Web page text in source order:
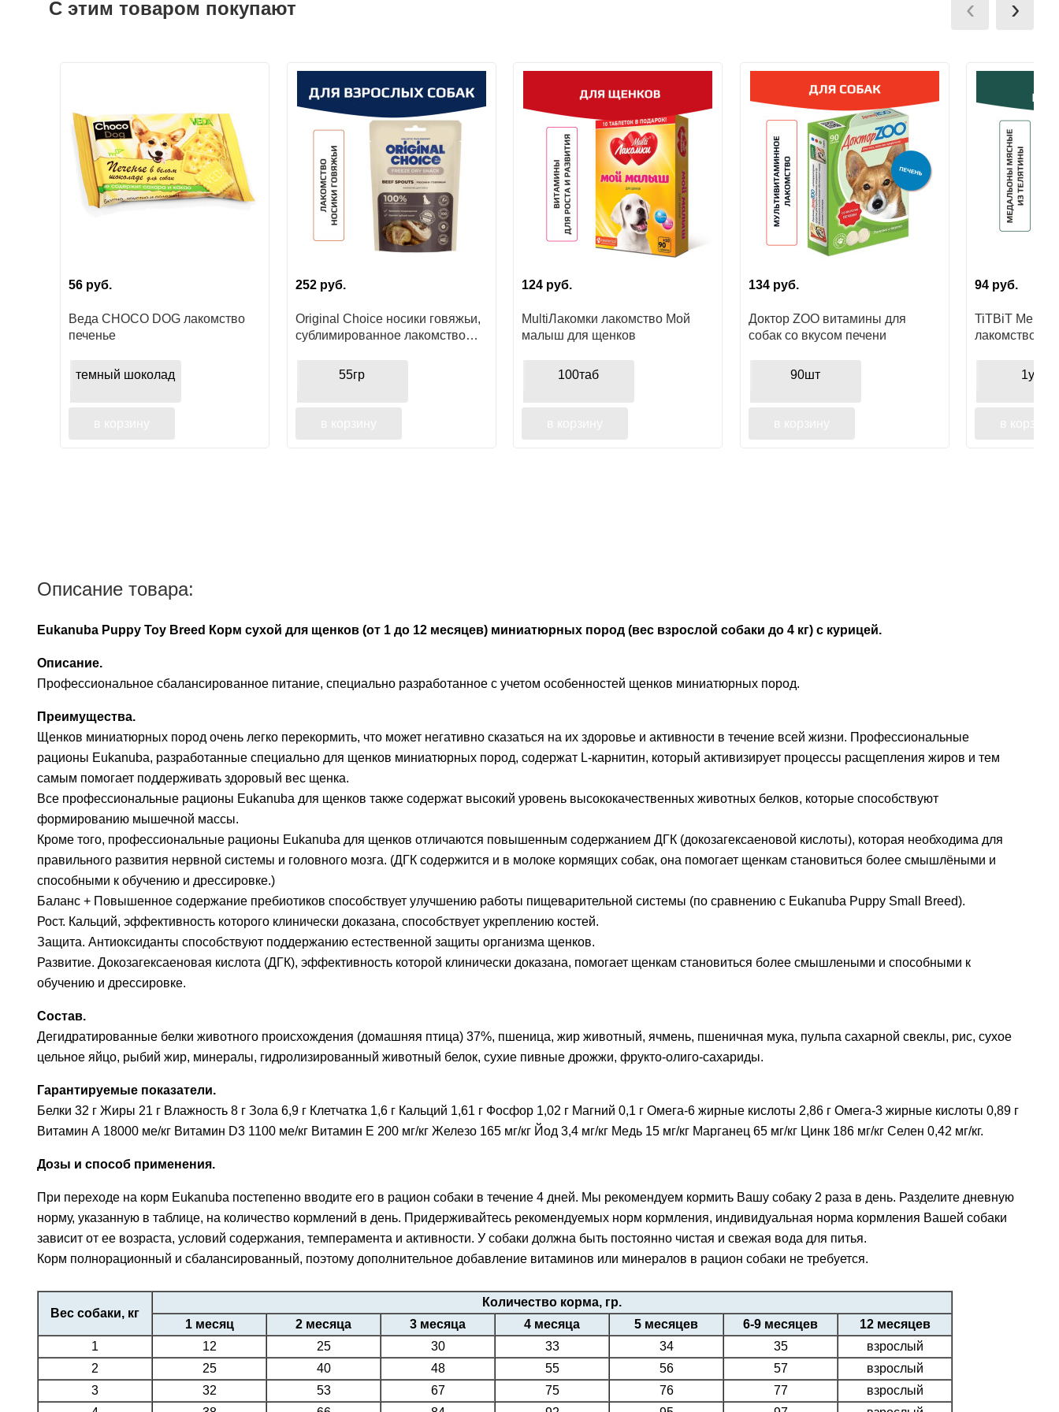
С этим товаром покупают
56 руб.
Веда CHOCO DOG лакомство
печенье
темный шоколад
252руб.
Original Choice носики говяжьи,
сублимированное лакомство
55гр
124 руб.
MultiЛакомки лакомство Мой
малыш для щенков
100таб
134руб.
Доктор ZOO витамины для
собак со вкусом печени
90шт
94 руб.
TiTBiT Меню
лакомство
телятины,
1уп
‹ ›
Описание товара:
Eukanuba Puppy Toy Breed Корм сухой для щенков (от 1 до 12 месяцев) миниатюрных пород (вес взрослой собаки до 4 кг) с курицей.
Описание.
Профессиональное сбалансированное питание, специально разработанное с учетом особенностей щенков миниатюрных пород.
Преимущества.
Щенков миниатюрных пород очень легко перекормить, что может негативно сказаться на их здоровье и активности в течение всей жизни. Профессиональные
рационы Eukanuba, разработанные специально для щенков миниатюрных пород, содержат L-карнитин, который активизирует процессы расщепления жиров и тем
самым помогает поддерживать здоровый вес щенка.
Все профессиональные рационы Eukanuba для щенков также содержат высокий уровень высококачественных животных белков, которые способствуют
формированию мышечной массы.
Кроме того, профессиональные рационы Eukanuba для щенков отличаются повышенным содержанием ДГК (докозагексаеновой кислоты), которая необходима для
правильного развития нервной системы и головного мозга. (ДГК содержится и в молоке кормящих собак, она помогает щенкам становиться более смышлёными и
способными к обучению и дрессировке.)
Баланс + Повышенное содержание пребиотиков способствует улучшению работы пищеварительной системы (по сравнению с Eukanuba Puppy Small Breed).
Рост. Кальций, эффективность которого клинически доказана, способствует укреплению костей.
Защита. Антиоксиданты способствуют поддержанию естественной защиты организма щенков.
Развитие. Докозагексаеновая кислота (ДГК), эффективность которой клинически доказана, помогает щенкам становиться более смышлеными и способными к
обучению и дрессировке.
Состав.
Дегидратированные белки животного происхождения (домашняя птица) 37%, пшеница, жир животный, ячмень, пшеничная мука, пульпа сахарной свеклы, рис, сухое
цельное яйцо, рыбий жир, минералы, гидролизированный животный белок, сухие пивные дрожжи, фрукто-олиго-сахариды.
Гарантируемые показатели.
Белки 32 г Жиры 21 г Влажность 8 г Зола 6,9 г Клетчатка 1,6 г Кальций 1,61 г Фосфор 1,02 г Магний 0,1 г Омега-6 жирные кислоты 2,86 г Омега-3 жирные кислоты 0,89 г
Витамин А 18000 ме/кг Витамин D3 1100 ме/кг Витамин Е 200 мг/кг Железо 165 мг/кг Йод 3,4 мг/кг Медь 15 мг/кг Марганец 65 мг/кг Цинк 186 мг/кг Селен 0,42 мг/кг.
Дозы и способ применения.
При переходе на корм Eukanuba постепенно вводите его в рацион собаки в течение 4 дней. Мы рекомендуем кормить Вашу собаку 2 раза в день. Разделите дневную
норму, указанную в таблице, на количество кормлений в день. Придерживайтесь рекомендуемых норм кормления, индивидуальная норма кормления Вашей собаки
зависит от ее возраста, условий содержания, темперамента и активности. У собаки должна быть постоянно чистая и свежая вода для питья.
Корм полнорационный и сбалансированный, поэтому дополнительное добавление витаминов или минералов в рацион собаки не требуется.
Вес собаки, кг
Количество корма, гр.
1 месяц
2 месяца 3 месяца 4 месяца 5 месяцев 6-9 месяцев
12 месяцев
1
12 25 30 33 34 35
взрослый
2
25 40 48 55 56 57
взрослый
3
32 53 67 75 76 77
взрослый